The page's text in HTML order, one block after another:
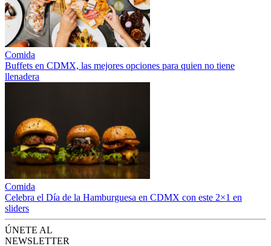
Comida
Buffets en CDMX, las mejores opciones para quien no tiene
llenadera
Comida
Celebra el Día de la Hamburguesa en CDMX con este 2×1 en
sliders
ÚNETE AL
NEWSLETTER